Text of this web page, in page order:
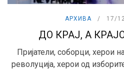
АРХИВА 17/
ДО КРАЈ, А
Пријатели, соборци, херои
револуција, херои од